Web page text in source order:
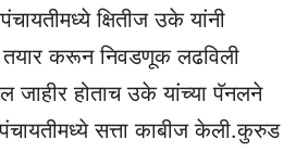
क्षितीज उके यांनी
करून निवडणूक लढविली
जाहीर होताच उके यांच्या पॅनलने
सत्ता काबीज केली.कुरुड